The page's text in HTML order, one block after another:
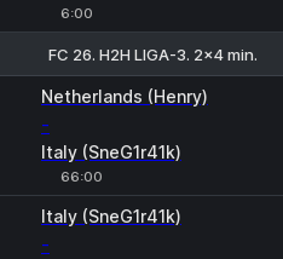
6:00
FC 26. H2H LIGA-3. 2x4 min.
Netherlands (Henry)
-
Italy (SneG1r41k)
66:00
Italy (SneG1r41k)
-